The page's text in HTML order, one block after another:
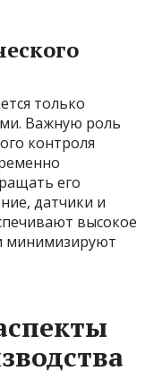
только
Важную роль
контроля
его
датчики и
высокое
минимизируют